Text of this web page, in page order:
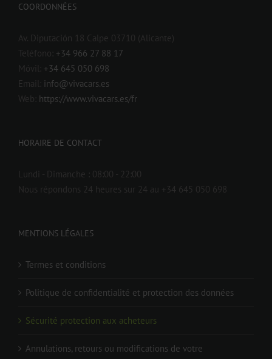
COORDONNÉES
Av. Diputación 18 Calpe 03710 (Alicante)
Teléfono: +34 966 27 88 17
Móvil: +34 645 050 698
Email: info@vivacars.es
Web: https://www.vivacars.es/fr
HORAIRE DE CONTACT
Lundi - Dimanche :
08:00 - 22:00
Nous répondons 24 heures sur 24 au +34 645 050 698
MENTIONS LÉGALES
Termes et conditions
Politique de confidentialité et protection des données
Sécurité protection aux acheteurs
Annulations, retours ou modifications de votre